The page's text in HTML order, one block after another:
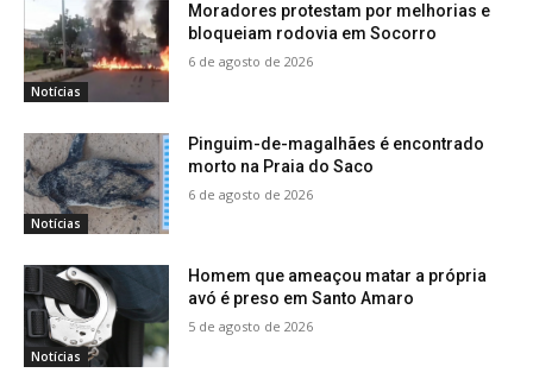
Notícias
Moradores protestam por melhorias e
bloqueiam rodovia em Socorro
6 de agosto de 2026
Notícias
Pinguim-de-magalhães é encontrado
morto na Praia do Saco
6 de agosto de 2026
Notícias
Homem que ameaçou matar a própria
avó é preso em Santo Amaro
5 de agosto de 2026